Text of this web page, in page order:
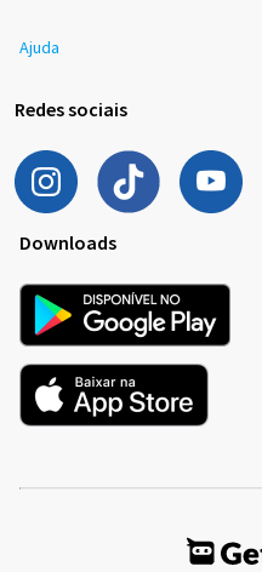
Ajuda
Redes sociais
Downloads